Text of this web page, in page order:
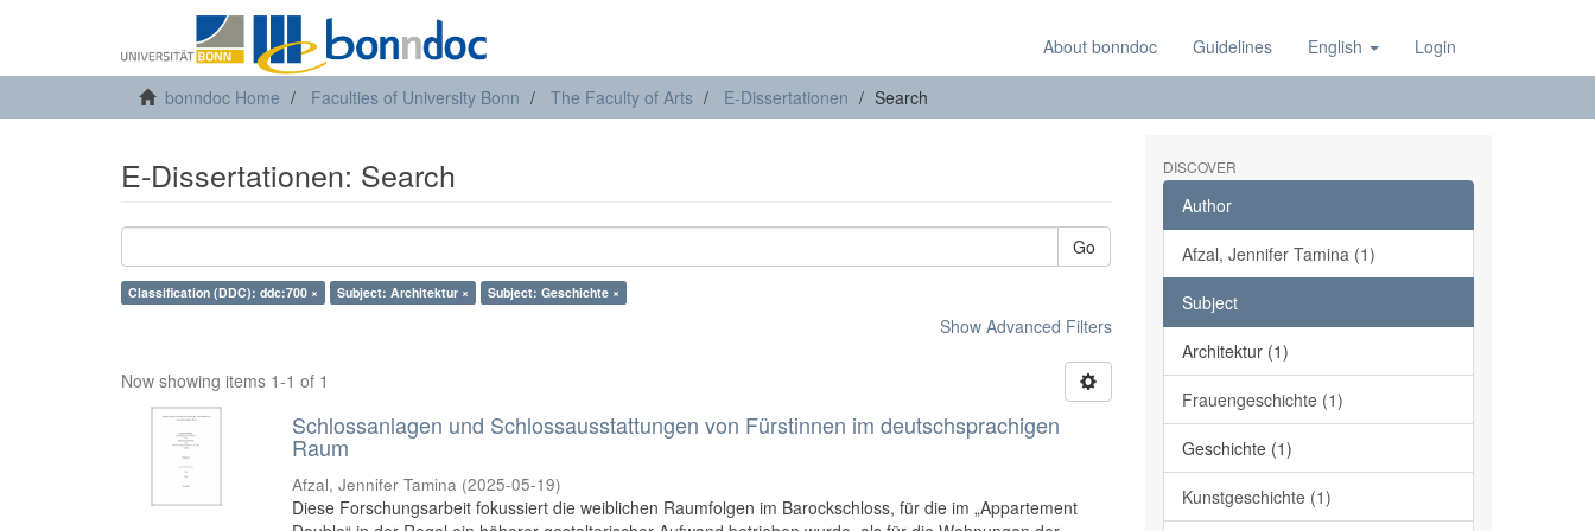
About bonndoc Guidelines English Login
bonndoc Home Faculties of University Bonn The Faculty of Arts E-Dissertationen Search
E-Dissertationen: Search
Go
Classification (DDC): ddc:700 × Subject: Architektur × Subject: Geschichte ×
Show Advanced Filters
Now showing items 1-1 of 1
Schlossanlagen und Schlossausstattungen von Fürstinnen im deutschsprachigen
Raum
Afzal, Jennifer Tamina (2025-05-19)
Diese Forschungsarbeit fokussiert die weiblichen Raumfolgen im Barockschloss, für die im „Appartement
DISCOVER
Author
Afzal, Jennifer Tamina (1)
Subject
Architektur (1)
Frauengeschichte (1)
Geschichte (1)
Kunstgeschichte (1)